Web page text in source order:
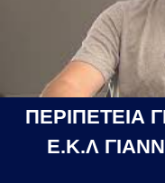
ΠΕΡΙΠΕΤΕΙΑ
Ε.Κ.Λ